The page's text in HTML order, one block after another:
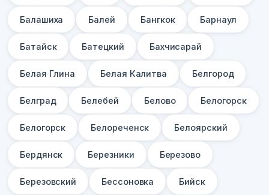
Балашиха Балей Бангкок Барнаул
Батайск Батецкий Бахчисарай
Белая Глина Белая Калитва Белгород
Белград Белебей Белово Белогорск
Белогорск Белореченск Белоярский
Бердянск Березники Березово
Березовский Бессоновка Бийск